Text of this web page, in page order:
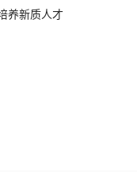
养新质人才